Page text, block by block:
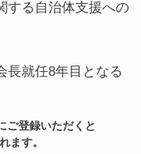
する自治体支援への
就任8年目となる
ご登録いただくと
ます。